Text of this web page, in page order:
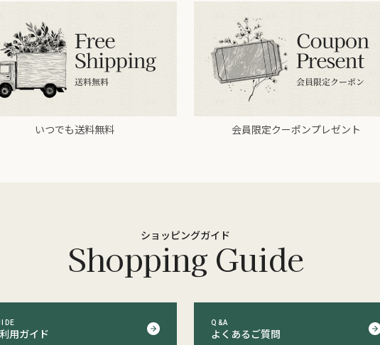
いつでも送料無料 会員限定クーポンプレゼント
ショッピングガイド
Shopping Guide
用ガイド
Q&A
よくあるご質問